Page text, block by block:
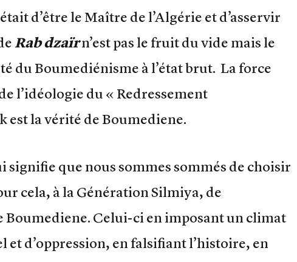
d’être le Maître de l’Algérie et d’asservir
Rab dzaïrn’est pas le fruit du vide mais le
du Boumediénisme à l’état brut. La force
l’idéologie du « Redressement
la vérité de Boumediene.
signifie que nous sommes sommés de choisir
cela, à la Génération Silmiya, de
Boumediene. Celui-ci en imposant un climat
d’oppression, en falsifiant l’histoire, en